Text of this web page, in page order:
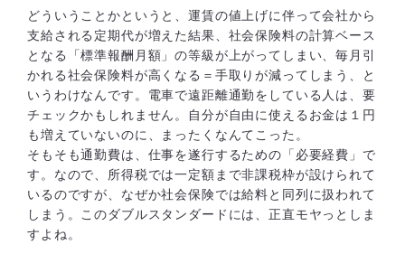
どういうことかというと、運賃の値上げに伴って会社から
支給される定期代が増えた結果、社会保険料の計算ベース
となる「標準報酬月額」の等級が上がってしまい、毎月引
かれる社会保険料が高くなる＝手取りが減ってしまう、と
いうわけなんです。電車で遠距離通勤をしている人は、要
チェックかもしれません。自分が自由に使えるお金は１円
も増えていないのに、まったくなんてこった。
そもそも通勤費は、仕事を遂行するための「必要経費」で
す。なので、所得税では一定額まで非課税枠が設けられて
いるのですが、なぜか社会保険では給料と同列に扱われて
しまう。このダブルスタンダードには、正直モヤっとしま
すよね。